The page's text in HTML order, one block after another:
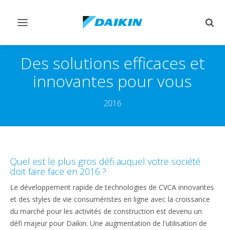
Afficher/masquer
Des solutions efficaces et
innovantes pour vous
2016
Quel est le plus gros défi auquel votre société
doit faire face en 2016 ?
Le développement rapide de technologies de CVCA innovantes
et des styles de vie consuméristes en ligne avec la croissance
du marché pour les activités de construction est devenu un
défi majeur pour Daikin. Une augmentation de l'utilisation de